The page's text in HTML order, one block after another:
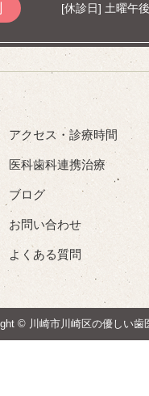
[休診日] 土曜午
アクセス・診療時間
医科歯科連携治療
ブログ
お問い合わせ
よくある質問
© 川崎市川崎区の優しい